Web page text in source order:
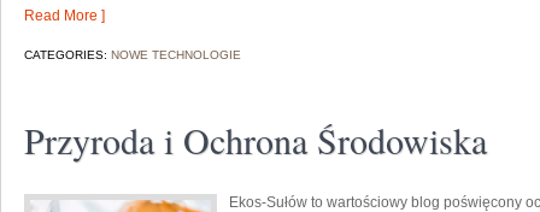
Read More ]
CATEGORIES: NOWE TECHNOLOGIE
Przyroda i Ochrona Środowiska
Ekos-Sułów to wartościowy blog poświęcony